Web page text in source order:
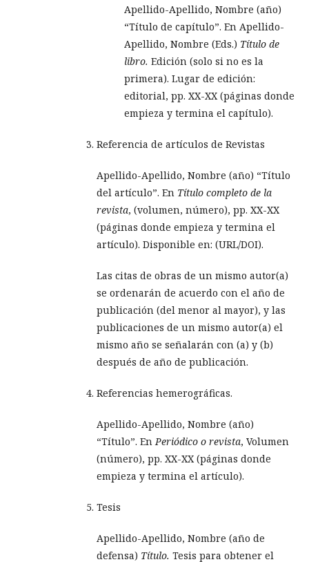
Apellido-Apellido, Nombre (año)
“Título de capítulo”. En Apellido-
Apellido, Nombre (Eds.) Título de
libro. Edición (solo si no es la
primera). Lugar de edición:
editorial, pp. XX-XX (páginas donde
empieza y termina el capítulo).
Referencia de artículos de Revistas
Apellido-Apellido, Nombre (año) “Título
del artículo”. En Título completo de la
revista, (volumen, número), pp. XX-XX
(páginas donde empieza y termina el
artículo). Disponible en: (URL/DOI).
Las citas de obras de un mismo autor(a)
se ordenarán de acuerdo con el año de
publicación (del menor al mayor), y las
publicaciones de un mismo autor(a) el
mismo año se señalarán con (a) y (b)
después de año de publicación.
Referencias hemerográficas.
Apellido-Apellido, Nombre (año)
“Título”. EnPeriódico o revista, Volumen
(número), pp. XX-XX (páginas donde
empieza y termina el artículo).
Tesis
Apellido-Apellido, Nombre (año de
defensa) Título. Tesis para obtener el